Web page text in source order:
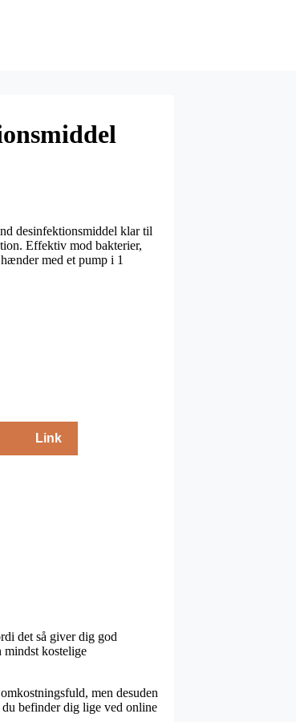
desinfektionsmiddel klar til
Effektiv mod bakterier,
med et pump i 1
Link
det så giver dig god
mindst kostelige
men desuden
befinder dig lige ved online